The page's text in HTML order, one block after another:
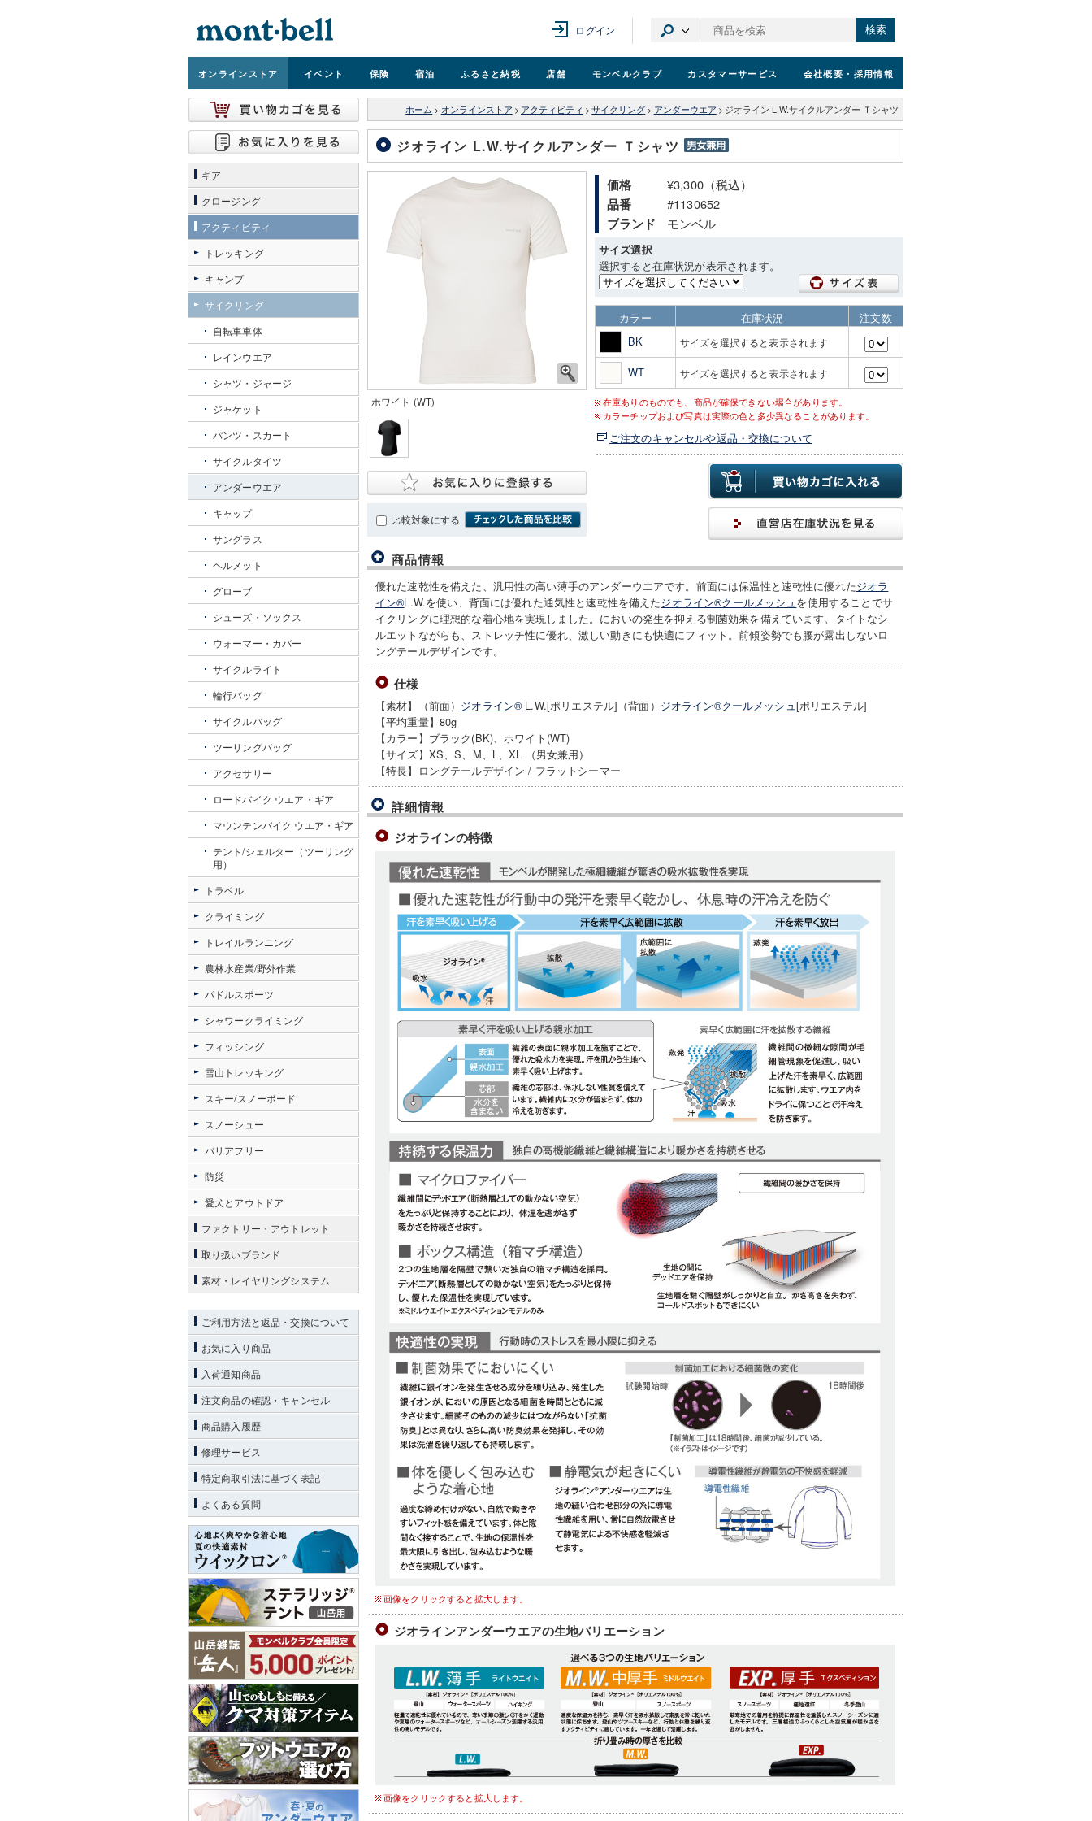
ログイン 検索
オンラインストア イベント 保険 宿泊 ふるさと納税 店舗 モンベルクラブ カスタマーサービス 会社概要 ・採用情報
ホーム > オンラインストア > アクティビティ > サイクリング > アンダーウエア > ジオライン L.W.サイクルアンダー Ｔシャツ
ジオライン L.W.サイクルアンダー Ｔシャツ
ホワイト (WT)
比較対象にする
価格 ¥3,300（税込）
品番 #1130652
ブランド モンベル
サイズ選択
選択すると在庫状況が表示されます。
カラー 在庫状況
注文数
BK
サイズを選択すると表示されます
WT サイズを選択すると表示されます
在庫ありのものでも、商品が確保できない場合があります。
カラーチップおよび写真は実際の色と多少異なることがあります。
ご注文のキャンセルや返品・交換について
商品情報
優れた速乾性を備えた、汎用性の高い薄手のアンダーウエアです。前面には保温性と速乾性に優れたジオラ
イン®L.W.を使い、背面には優れた通気性と速乾性を備えたジオライン®クールメッシュを使用することでサ
イクリングに理想的な着心地を実現しました。においの発生を抑える制菌効果を備えています。タイトなシ
ルエットながらも、ストレッチ性に優れ、激しい動きにも快適にフィット。前傾姿勢でも腰が露出しないロ
ングテールデザインです。
仕様
【素材】（前面） ジオライン®L.W.[ポリエステル]（背面） ジオライン®クールメッシュ[ポリエステル]
【平均重量】80g
【カラー】ブラック(BK)、ホワイト(WT)
【サイズ】XS、S、M、L、XL （男女兼用）
【特長】ロングテールデザイン / フラットシーマー
詳細情報
ジオラインの特徴
画像をクリックすると拡大します。
ジオラインアンダーウエアの生地バリエーション
画像をクリックすると拡大します。
ギア
クロージング
アクティビティ
トレッキング
キャンプ
サイクリング
自転車車体
レインウエア
シャツ・ジャージ
ジャケット
パンツ・スカート
サイクルタイツ
アンダーウエア
キャップ
サングラス
ヘルメット
グローブ
シューズ・ソックス
ウォーマー・カバー
サイクルライト
輪行バッグ
サイクルバッグ
ツーリングバッグ
アクセサリー
ロードバイク ウエア・ギア
マウンテンバイク ウエア・ギア
テント/シェルター（ツーリング
用）
トラベル
クライミング
トレイルランニング
農林水産業/野外作業
パドルスポーツ
シャワークライミング
フィッシング
雪山トレッキング
スキー/スノーボード
スノーシュー
バリアフリー
防災
愛犬とアウトドア
ファクトリー・アウトレット
取り扱いブランド
素材・レイヤリングシステム
ご利用方法と返品・交換について
お気に入り商品
入荷通知商品
注文商品の確認・キャンセル
商品購入履歴
修理サービス
特定商取引法に基づく表記
よくある質問